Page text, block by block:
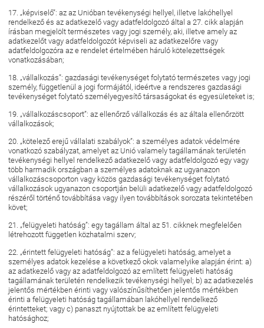
17. „képviselő”: az az Unióban tevékenységi hellyel, illetve lakóhellyel
rendelkező és az adatkezelő vagy adatfeldolgozó által a 27. cikk alapján
írásban megjelölt természetes vagy jogi személy, aki, illetve amely az
adatkezelőt vagy adatfeldolgozót képviseli az adatkezelőre vagy
adatfeldolgozóra az e rendelet értelmében háruló kötelezettségek
vonatkozásában;
18. „vállalkozás”: gazdasági tevékenységet folytató természetes vagy jogi
személy, függetlenül a jogi formájától, ideértve a rendszeres gazdasági
tevékenységet folytató személyegyesítő társaságokat és egyesületeket is;
19. „vállalkozáscsoport”: az ellenőrző vállalkozás és az általa ellenőrzött
vállalkozások;
20. „kötelező erejű vállalati szabályok”: a személyes adatok védelmére
vonatkozó szabályzat, amelyet az Unió valamely tagállamának területén
tevékenységi hellyel rendelkező adatkezelő vagy adatfeldolgozó egy vagy
több harmadik országban a személyes adatoknak az ugyanazon
vállalkozáscsoporton vagy közös gazdasági tevékenységet folytató
vállalkozások ugyanazon csoportján belüli adatkezelő vagy adatfeldolgozó
részéről történő továbbítása vagy ilyen továbbítások sorozata tekintetében
követ;
21. „felügyeleti hatóság”: egy tagállam által az 51. cikknek megfelelően
létrehozott független közhatalmi szerv;
22. „érintett felügyeleti hatóság”: az a felügyeleti hatóság, amelyet a
személyes adatok kezelése a következő okok valamelyike alapján érint: a)
az adatkezelő vagy az adatfeldolgozó az említett felügyeleti hatóság
tagállamának területén rendelkezik tevékenységi hellyel; b) az adatkezelés
jelentős mértékben érinti vagy valószínűsíthetően jelentős mértékben
érinti a felügyeleti hatóság tagállamában lakóhellyel rendelkező
érintetteket; vagy c) panaszt nyújtottak be az említett felügyeleti
hatósághoz;